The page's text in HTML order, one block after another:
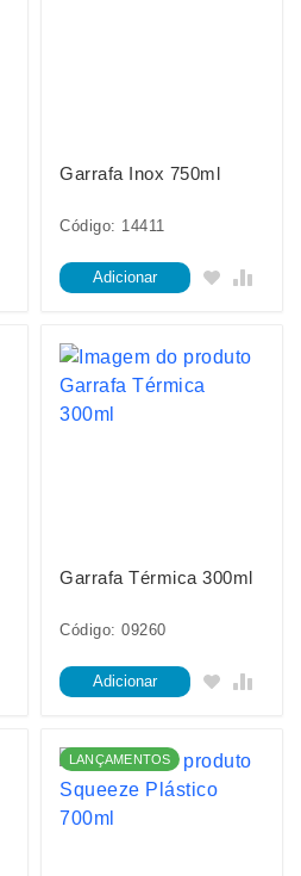
Garrafa Inox 750ml
Código: 14411
Adicionar
Garrafa Térmica 300ml
Código: 09260
Adicionar
LANÇAMENTOS